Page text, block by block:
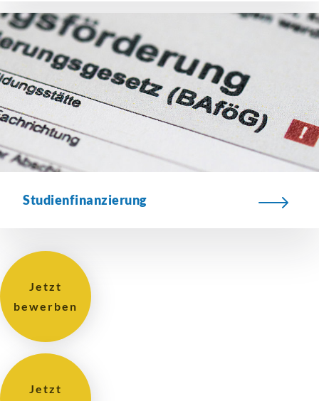
Studienfinanzierung
Jetzt
bewerben
Jetzt